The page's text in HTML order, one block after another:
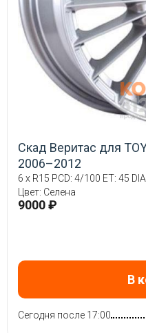
Скад Веритас для
2006–2012
6 x R15 PCD: 4/100 ET: 45
Цвет: Селена
9000 ₽
В
Сегодня после 17:00